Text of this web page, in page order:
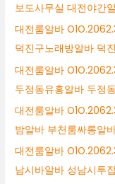
보도사무실 대전야간
대전룸알바
덕진구노래방알바 덕
대전룸알바
두정동유흥알바 두정
대전룸알바
밤알바 부천룸싸롱알
대전룸알바
남시바알바 성남시투